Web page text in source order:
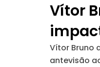
Vítor
Vítor Bruno
antevisão